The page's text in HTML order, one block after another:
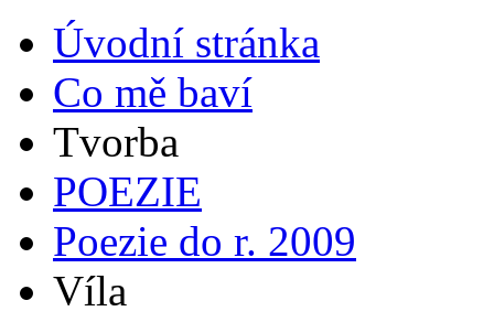
Úvodní stránka
Co mě baví
Tvorba
POEZIE
Poezie do r. 2009
Víla